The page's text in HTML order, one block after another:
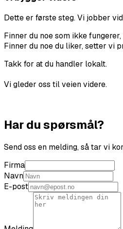
Dette er første steg. Vi jobber
Finner du noe som ikke
Finner du noe du liker, setter vi
Takk for at du handler lokalt.
Vi gleder oss til veien videre.
Har du spørsmål?
Send oss en melding, så tar vi
Firma
Navn
E-post